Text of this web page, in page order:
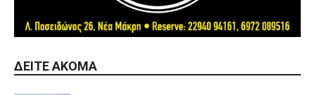
ΔΕΊΤΕ ΑΚΌΜΑ